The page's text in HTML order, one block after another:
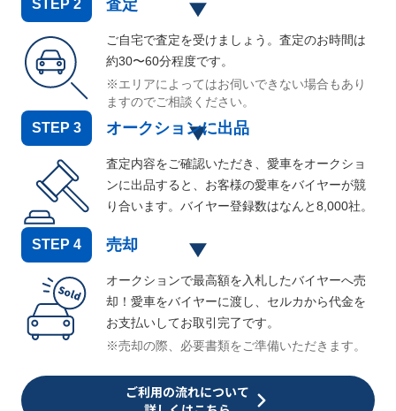
STEP 2 査定
ご自宅で査定を受けましょう。査定のお時間は
約30〜60分程度です。
※エリアによってはお伺いできない場合もあり
ますのでご相談ください。
STEP 3 オークションに出品
査定内容をご確認いただき、愛車をオークショ
ンに出品すると、お客様の愛車をバイヤーが競
り合います。バイヤー登録数はなんと8,000社。
STEP 4 売却
オークションで最高額を入札したバイヤーへ売
却！愛車をバイヤーに渡し、セルカから代金を
お支払いしてお取引完了です。
※売却の際、必要書類をご準備いただきます。
ご利用の流れについて